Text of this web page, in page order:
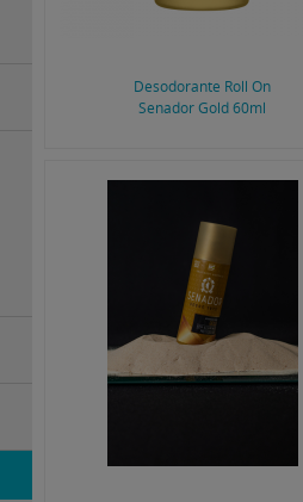
Desodorante Roll On
Senador Gold 60ml